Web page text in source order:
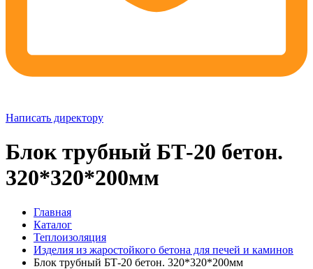
Написать директору
Блок трубный БТ-20 бетон.
320*320*200мм
Главная
Каталог
Теплоизоляция
Изделия из жаростойкого бетона для печей и каминов
Блок трубный БТ-20 бетон. 320*320*200мм